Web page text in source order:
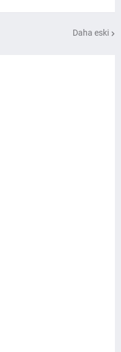
Daha eski